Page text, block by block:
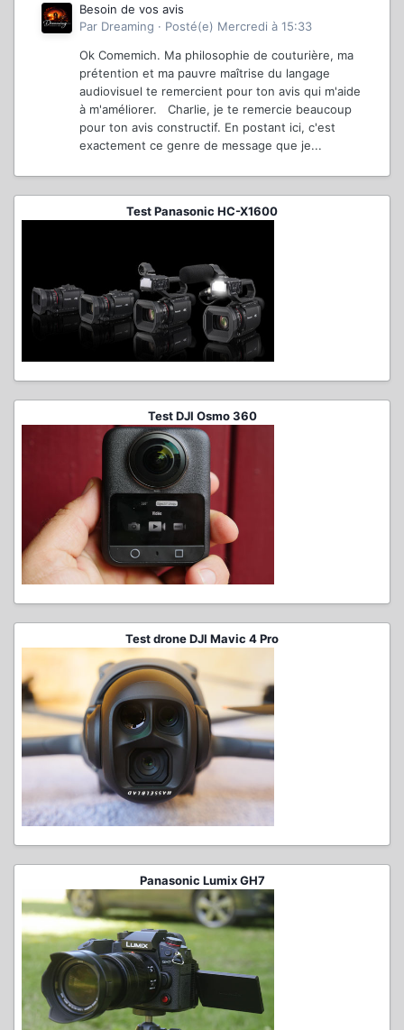
Besoin de vos avis
Par Dreaming · Posté(e) Mercredi à 15:33
Ok Comemich. Ma philosophie de couturière, ma
prétention et ma pauvre maîtrise du langage
audiovisuel te remercient pour ton avis qui m'aide
à m'améliorer. Charlie, je te remercie beaucoup
pour ton avis constructif. En postant ici, c'est
exactement ce genre de message que je...
Test Panasonic HC-X1600
Test DJI Osmo 360
Test drone DJI Mavic 4 Pro
Panasonic Lumix GH7